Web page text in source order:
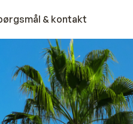
& kontakt